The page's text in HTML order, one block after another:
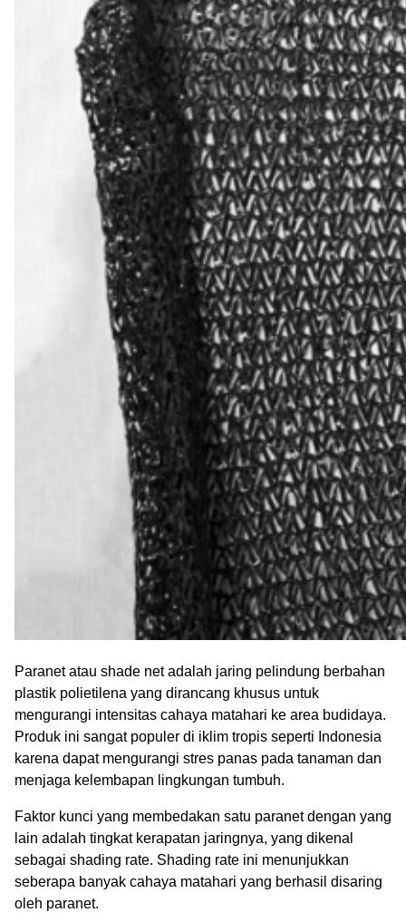
Paranet atau shade net adalah jaring pelindung berbahan
plastik polietilena yang dirancang khusus untuk
mengurangi intensitas cahaya matahari ke area budidaya.
Produk ini sangat populer di iklim tropis seperti Indonesia
karena dapat mengurangi stres panas pada tanaman dan
menjaga kelembapan lingkungan tumbuh.
Faktor kunci yang membedakan satu paranet dengan yang
lain adalah tingkat kerapatan jaringnya, yang dikenal
sebagai shading rate. Shading rate ini menunjukkan
seberapa banyak cahaya matahari yang berhasil disaring
oleh paranet.